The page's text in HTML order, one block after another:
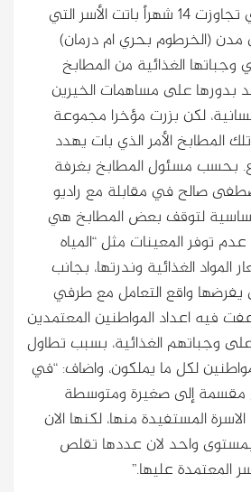
طيلة فترة الحرب التي تجاوزت 14 شهراً باتت الأسر التي
(الخرطوم بحري ام درمان)
وجباتها الغذائية من المطابخ
بدورها على مساهمات الخيرين
لكن بزرت مؤخرا مجموعة
المطابخ الأمر الذي بات يهدد
بحسب مسئول المطابخ بغرفة
صالح في مقابلة مع راديو
لتوقف بعض المطابخ هي
توفر المعينات مثل “المياه
المواد الغذائية وندرتها، بجانب
واقع التعامل مع طرفي
فيه اعداد المواطنين المعتمدين
وجباتهم الغذائية، بسبب تطاول
لكل ما يملكون، واضاف: “في
مقسمة إلى صغيرة ومتوسطة
المستفيدة منها، لكنها الان
واحد لان عددها تقلص
المعتمدة عليها.”